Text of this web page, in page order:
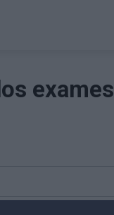
exames